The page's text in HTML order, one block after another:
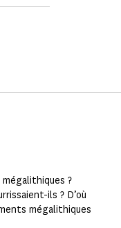
?
ils ? D’où
mégalithiques